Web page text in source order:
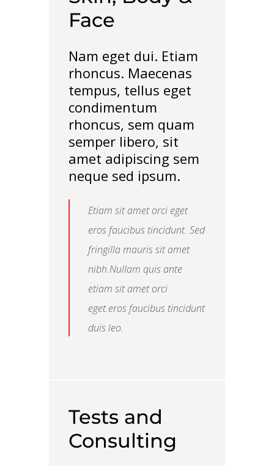
Face
Nam eget dui. Etiam
rhoncus. Maecenas
tempus, tellus eget
condimentum
rhoncus, sem quam
semper libero, sit
amet adipiscing sem
neque sed ipsum.
Etiam sit amet orci eget
eros faucibus tincidunt. Sed
fringilla mauris sit amet
nibh.Nullam quis ante
etiam sit amet orci
eget.eros faucibus tincidunt
duis leo.
Tests and
Consulting